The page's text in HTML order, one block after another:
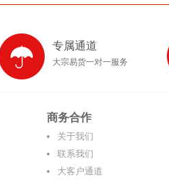
专属通道
大宗易货一对一服务
商务合作
关于我们
联系我们
大客户通道